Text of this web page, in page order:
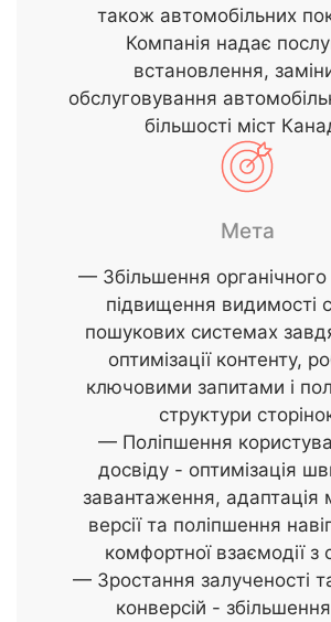
також автомобільних
Компанія надає
встановлення,
обслуговування
більшості міст
Мета
— Збільшення органічного
підвищення видимості
пошукових системах
оптимізації контенту,
ключовими запитами і
структури
— Поліпшення
досвіду - оптимізація
завантаження, адаптація
версії та поліпшення
комфортної взаємодії з
— Зростання залученості та
конверсій -